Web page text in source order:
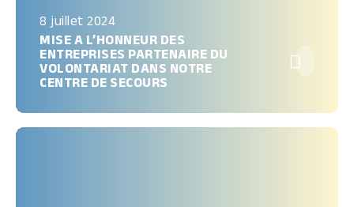
8 juillet 2024
MISE A L’HONNEUR DES
ENTREPRISES PARTENAIRE DU
VOLONTARIAT DANS NOTRE
CENTRE DE SECOURS
